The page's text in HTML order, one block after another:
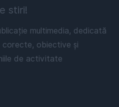
stiri!
multimedia, dedicată
corecte, obiective și
de activitate